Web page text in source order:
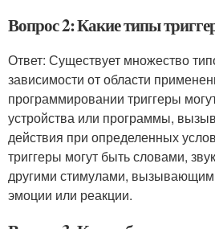
Вопрос 2: Какие типы
Ответ: Существует множество
зависимости от области
программировании триггеры
устройства или программы,
действия при определенных
триггеры могут быть словами,
другими стимулами,
эмоции или реакции.